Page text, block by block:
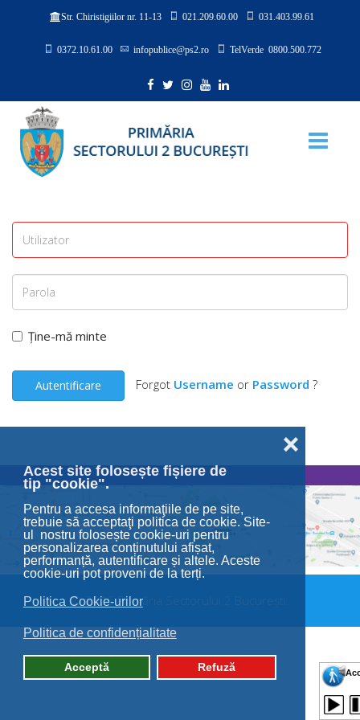
Acest site folosește fișiere de
tip "cookie".
Pentru a accesa informaţiile de pe site,
trebuie să acceptaţi politica de cookie. Site-
ul nostru folosește cookie-uri pentru
personalizarea conținutului afișat,
performanță, autentificare și altele. Aceste
cookie-uri pot proveni de la terți.
Politica Cookie-urilor
Politica de confidențialitate
Acceptă Refuză
❌
Str. Chiristigiilor nr. 11-13 021.209.60.00 031.403.99.61
0372.10.61.00 infopublice@ps2.ro TelVerde 0800.500.772
Ține-mă minte
Autentificare Forgot Username or Password ?
© 2026 Primăria Sectorului 2 București.